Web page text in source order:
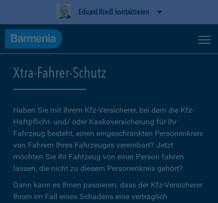
Eduard Riedl kontaktieren
Xtra-Fahrer-Schutz
Haben Sie mit Ihrem Kfz-Versicherer, bei dem die Kfz-
Haftpflicht- und/ oder Kaskoversicherung für Ihr
Fahrzeug besteht, einen eingeschränkten Personenkreis
von Fahrern Ihres Fahrzeuges vereinbart? Jetzt
möchten Sie Ihr Fahrzeug von einer Person fahren
lassen, die nicht zu diesem Personenkreis gehört?
Dann kann es Ihnen passieren, dass der Kfz-Versicherer
Ihnen im Fall eines Schadens eine vertraglich